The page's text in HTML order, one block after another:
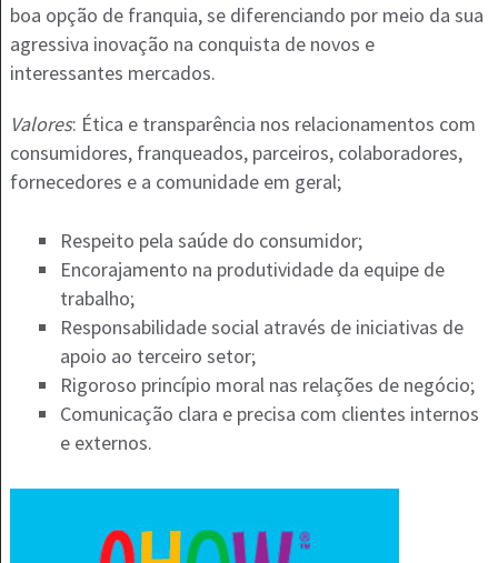
boa opção de franquia, se diferenciando por meio da sua
agressiva inovação na conquista de novos e
interessantes mercados.
Valores: Ética e transparência nos relacionamentos com
consumidores, franqueados, parceiros, colaboradores,
fornecedores e a comunidade em geral;
Respeito pela saúde do consumidor;
Encorajamento na produtividade da equipe de
trabalho;
Responsabilidade social através de iniciativas de
apoio ao terceiro setor;
Rigoroso princípio moral nas relações de negócio;
Comunicação clara e precisa com clientes internos
e externos.